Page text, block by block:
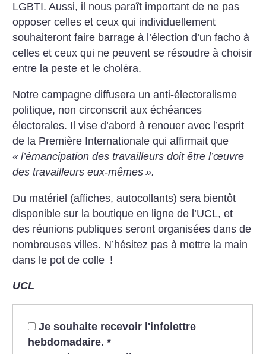
LGBTI. Aussi, il nous paraît important de ne pas
opposer celles et ceux qui individuellement
souhaiteront faire barrage à l’élection d’un facho à
celles et ceux qui ne peuvent se résoudre à choisir
entre la peste et le choléra.
Notre campagne diffusera un anti-électoralisme
politique, non circonscrit aux échéances
électorales. Il vise d’abord à renouer avec l’esprit
de la Première Internationale qui affirmait que
« l’émancipation des travailleurs doit être l’œuvre
des travailleurs eux-mêmes ».
Du matériel (affiches, autocollants) sera bientôt
disponible sur la boutique en ligne de l’UCL, et
des réunions publiques seront organisées dans de
nombreuses villes. N’hésitez pas à mettre la main
dans le pot de colle !
UCL
Je souhaite recevoir l'infolettre
hebdomadaire. *